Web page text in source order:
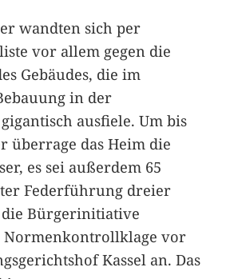
wandten sich per
vor allem gegen die
Gebäudes, die im
in der
ausfiele. Um bis
überrage das Heim die
es sei außerdem 65
Federführung dreier
Bürgerinitiative
Normenkontrollklage vor
Kassel an. Das